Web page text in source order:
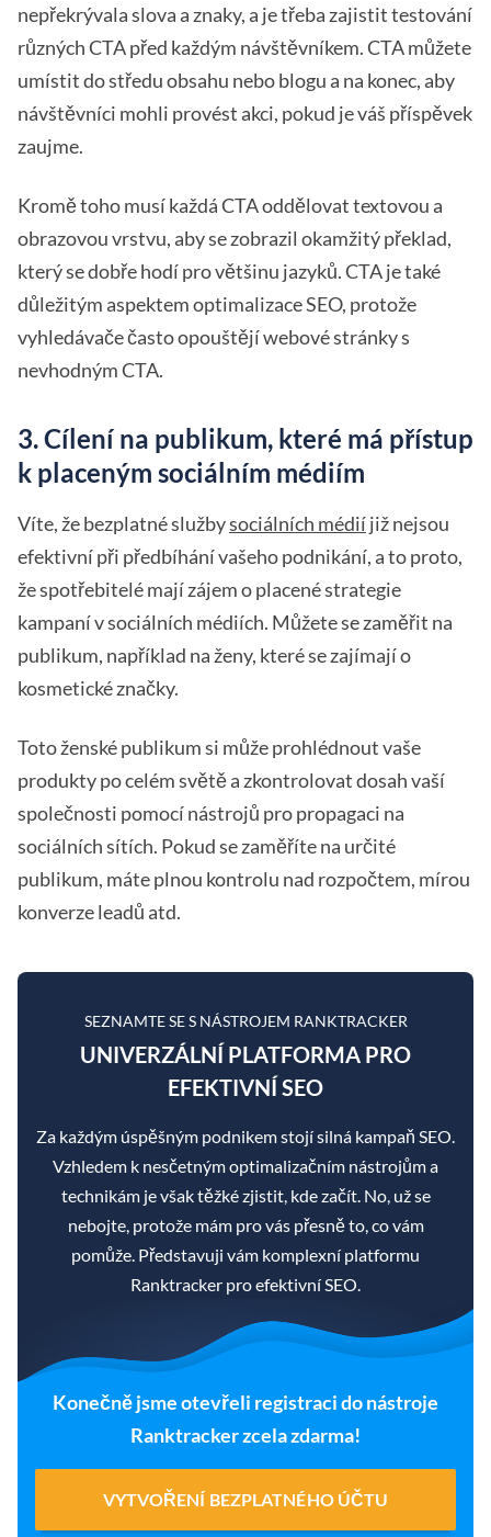
nepřekrývala slova a znaky, a je třeba zajistit testování
různých CTA před každým návštěvníkem. CTA můžete
umístit do středu obsahu nebo blogu a na konec, aby
návštěvníci mohli provést akci, pokud je váš příspěvek
zaujme.
Kromě toho musí každá CTA oddělovat textovou a
obrazovou vrstvu, aby se zobrazil okamžitý překlad,
který se dobře hodí pro většinu jazyků. CTA je také
důležitým aspektem optimalizace SEO, protože
vyhledávače často opouštějí webové stránky s
nevhodným CTA.
3. Cílení na publikum, které má přístup
k placeným sociálním médiím
Víte, že bezplatné službysociálních médiíjiž nejsou
efektivní při předbíhání vašeho podnikání, a to proto,
že spotřebitelé mají zájem o placené strategie
kampaní v sociálních médiích. Můžete se zaměřit na
publikum, například na ženy, které se zajímají o
kosmetické značky.
Toto ženské publikum si může prohlédnout vaše
produkty po celém světě a zkontrolovat dosah vaší
společnosti pomocí nástrojů pro propagaci na
sociálních sítích. Pokud se zaměříte na určité
publikum, máte plnou kontrolu nad rozpočtem, mírou
konverze leadů atd.
SEZNAMTE SE S NÁSTROJEM RANKTRACKER
UNIVERZÁLNÍ PLATFORMA PRO
EFEKTIVNÍ SEO
Za každým úspěšným podnikem stojí silná kampaň SEO.
Vzhledem k nesčetným optimalizačním nástrojům a
technikám je však těžké zjistit, kde začít. No, už se
nebojte, protože mám pro vás přesně to, co vám
pomůže. Představuji vám komplexní platformu
Ranktracker pro efektivní SEO.
Konečně jsme otevřeli registraci do nástroje
Ranktracker zcela zdarma!
VYTVOŘENÍ BEZPLATNÉHO ÚČTU